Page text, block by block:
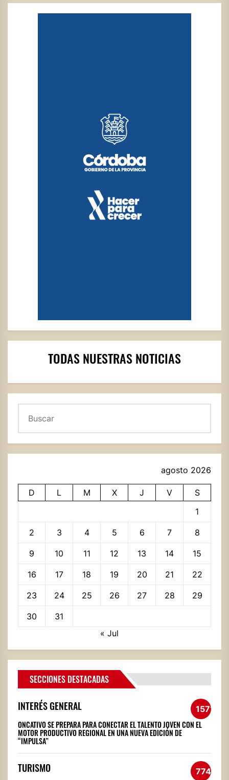
TODAS NUESTRAS NOTICIAS
agosto 2026
D L M X J V
S
1
2 3 4 5 6 7 8
9 10 11 12 13 14 15
16 17 18 19 20 21 22
23 24 25 26 27 28 29
30
31
« Jul
SECCIONES DESTACADAS
INTERÉS GENERAL 1571
ONCATIVO SE PREPARA PARA CONECTAR EL TALENTO JOVEN CON EL
MOTOR PRODUCTIVO REGIONAL EN UNA NUEVA EDICIÓN DE
“IMPULSA”
TURISMO 774